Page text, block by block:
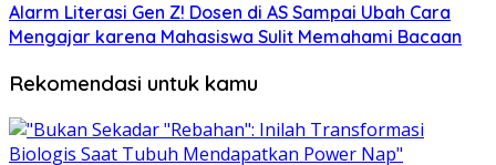
Alarm Literasi Gen Z! Dosen di AS Sampai Ubah Cara
Mengajar karena Mahasiswa Sulit Memahami Bacaan
Rekomendasi untuk kamu